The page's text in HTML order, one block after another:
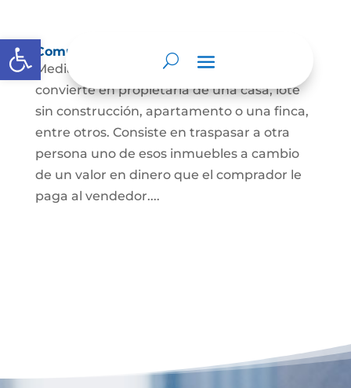
Abrir barra de herramientas
Compraventa de inmuebles
Mediante este contrato, una persona se
convierte en propietaria de una casa, lote
sin construcción, apartamento o una finca,
entre otros. Consiste en traspasar a otra
persona uno de esos inmuebles a cambio
de un valor en dinero que el comprador le
paga al vendedor....